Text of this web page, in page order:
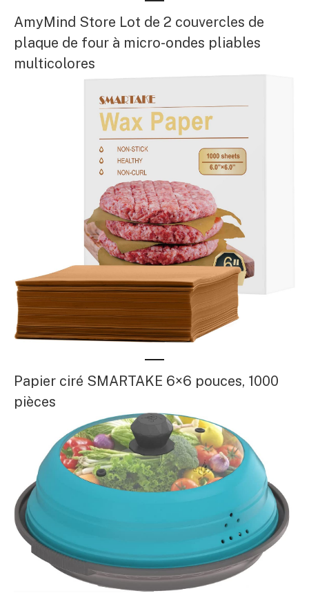
AmyMind Store Lot de 2 couvercles de
plaque de four à micro-ondes pliables
multicolores
Papier ciré SMARTAKE 6×6 pouces, 1000
pièces